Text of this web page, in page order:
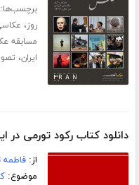
روز،
مسابقه
ایران،
دانلود کتاب رکود تورمی در
از:فاطمه
موضوع: